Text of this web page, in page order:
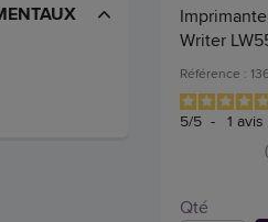
Writer
Référence :
5/5 - 1 avis
Qté